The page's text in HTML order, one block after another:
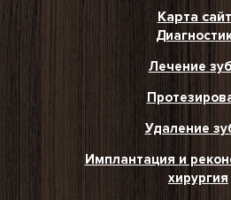
Карта
Лечение
Удаление
Имплантация и
хирургия